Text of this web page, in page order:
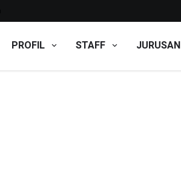
PROFIL STAFF JURUSAN